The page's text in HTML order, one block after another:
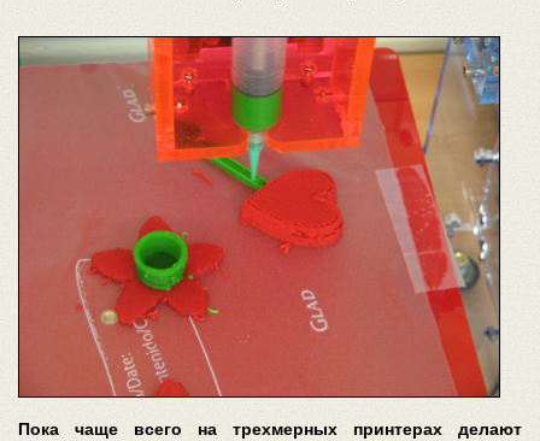
Пока чаще всего на трехмерных принтерах делают